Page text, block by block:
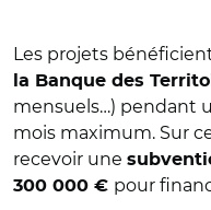
Les projets
la Banque des
mensuels…) pendant
mois maximum. Sur
recevoir une
300 000 € pour